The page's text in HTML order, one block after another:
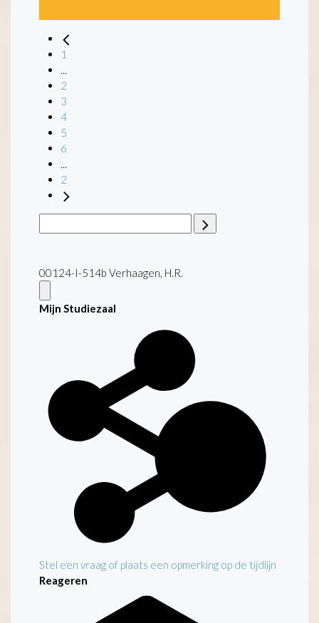
1
2
3
4
5
6
2
00124-I-514b Verhaagen, H.R.
Mijn Studiezaal
Stel een vraag of plaats een opmerking op de tijdlijn
Reageren